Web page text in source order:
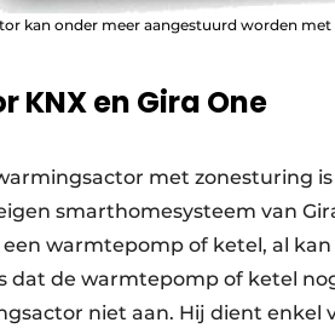
kan onder meer aangestuurd worden
KNX en Gira One
met zonesturing
smarthomesysteem van
warmtepomp of ketel, al
dat de warmtepomp of ketel
niet aan. Hij dient enkel